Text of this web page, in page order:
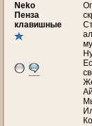
Neko
Пенза
клавишные